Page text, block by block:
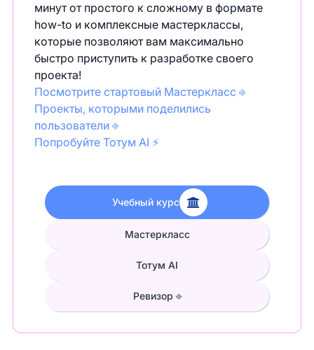
минут от простого к сложному в формате
how-to и комплексные мастерклассы,
которые позволяют вам максимально
быстро приступить к разработке своего
проекта!
Посмотрите стартовый Мастеркласс ⎆
Проекты, которыми поделились
пользователи ⎆
Попробуйте Тотум AI ⚡
Учебный курс
Мастеркласс
Тотум AI
Ревизор ⎆